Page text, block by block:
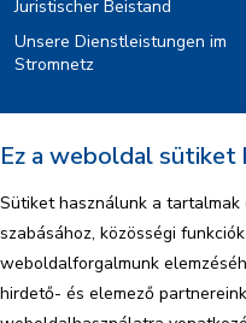
Juristischer Beistand
Unsere Dienstleistungen im
Stromnetz
Information
Rechtlicher Hinweis
Urheberrechte
Informationen zum
Firmeninformationen
Ez a weboldal sütiket
Sütiket használunk a tartalmak
szabásához, közösségi
weboldalforgalmunk
hirdető- és elemező